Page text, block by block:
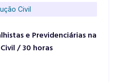
Civil
e Previdenciárias na
/ 30 horas